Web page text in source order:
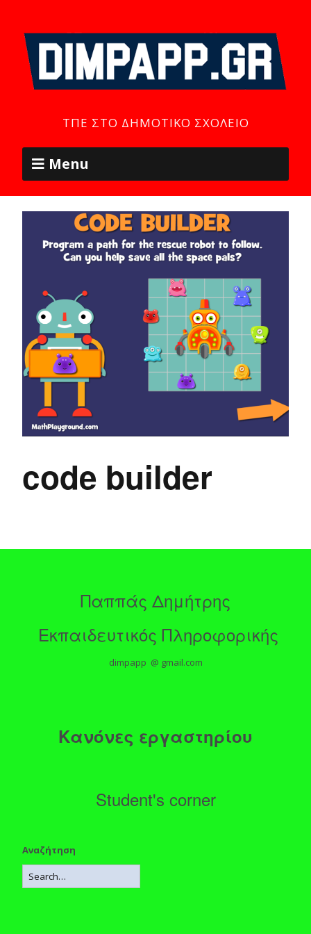
ΤΠΕ ΣΤΟ ΔΗΜΟΤΙΚΌ ΣΧΟΛΕΊΟ
Menu
code builder
Παππάς Δημήτρης
Εκπαιδευτικός Πληροφορικής
dimpapp @ gmail.com
Κανόνες εργαστηρίου
Student's corner
Αναζήτηση